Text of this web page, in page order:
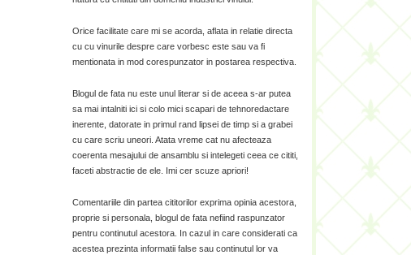
Orice facilitate care mi se acorda, aflata in relatie directa
cu cu vinurile despre care vorbesc este sau va fi
mentionata in mod corespunzator in postarea respectiva.
Blogul de fata nu este unul literar si de aceea s-ar putea
sa mai intalniti ici si colo mici scapari de tehnoredactare
inerente, datorate in primul rand lipsei de timp si a grabei
cu care scriu uneori. Atata vreme cat nu afecteaza
coerenta mesajului de ansamblu si intelegeti ceea ce cititi,
faceti abstractie de ele. Imi cer scuze apriori!
Comentariile din partea cititorilor exprima opinia acestora,
proprie si personala, blogul de fata nefiind raspunzator
pentru continutul acestora. In cazul in care considerati ca
acestea prezinta informatii false sau continutul lor va